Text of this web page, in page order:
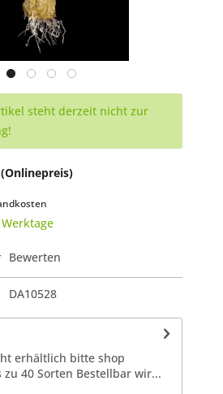
steht derzeit nicht zur
(Onlinepreis)
Bewerten
DA10528
erhältlich bitte shop
40 Sorten Bestellbar wir...